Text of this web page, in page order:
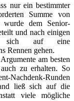
nur ein bestimmter
Summe von
wurde dem Senior-
und nach einigen
sich auf eine
Rennen gehen.
am besten
zu erhalten. So
Nachdenk-Runden
ließ sich auf die
viele mögliche